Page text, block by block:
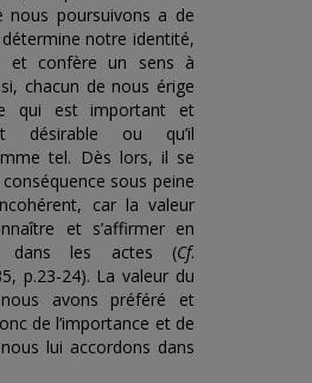
nous poursuivons a de
détermine notre identité,
et confère un sens à
chacun de nous érige
qui est important et
désirable ou qu’il
tel. Dès lors, il se
conséquence sous peine
car la valeur
et s’affirmer en
dans les actes (Cf.
p.23-24). La valeur du
avons préféré et
de l’importance et de
lui accordons dans